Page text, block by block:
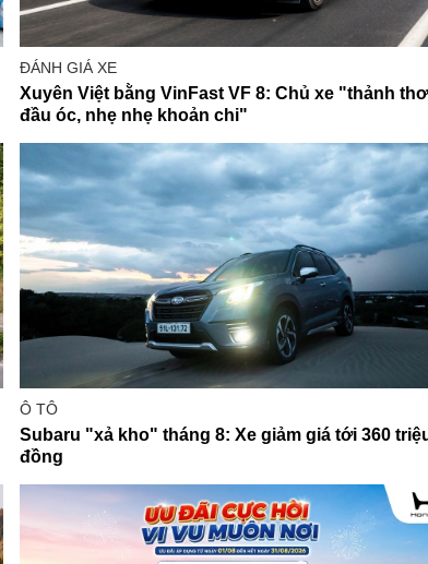
ĐÁNH GIÁ XE
Xuyên Việt bằng VinFast VF 8: Chủ xe "thảnh
đầu óc, nhẹ nhẹ khoản chi"
Ô TÔ
Subaru "xả kho" tháng 8: Xe giảm giá tới 360
đồng